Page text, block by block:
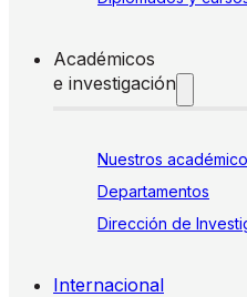
Académicos
e investigación
Nuestros
Departamentos
Dirección de
Internacional